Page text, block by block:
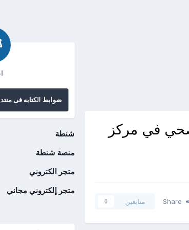
في مركز
Share متابعين 0
ضوابط الكتابه فى
شنطة
منصة شنطة
متجر الكتروني
متجر إلكتروني مجاني